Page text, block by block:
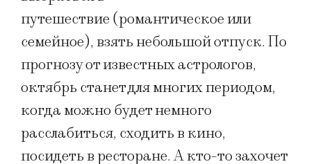
путешествие (романтическое или
семейное), взять небольшой отпуск. По
прогнозу от известных астрологов,
октябрь станет для многих периодом,
когда можно будет немного
расслабиться, сходить в кино,
посидеть в ресторане. А кто-то захочет